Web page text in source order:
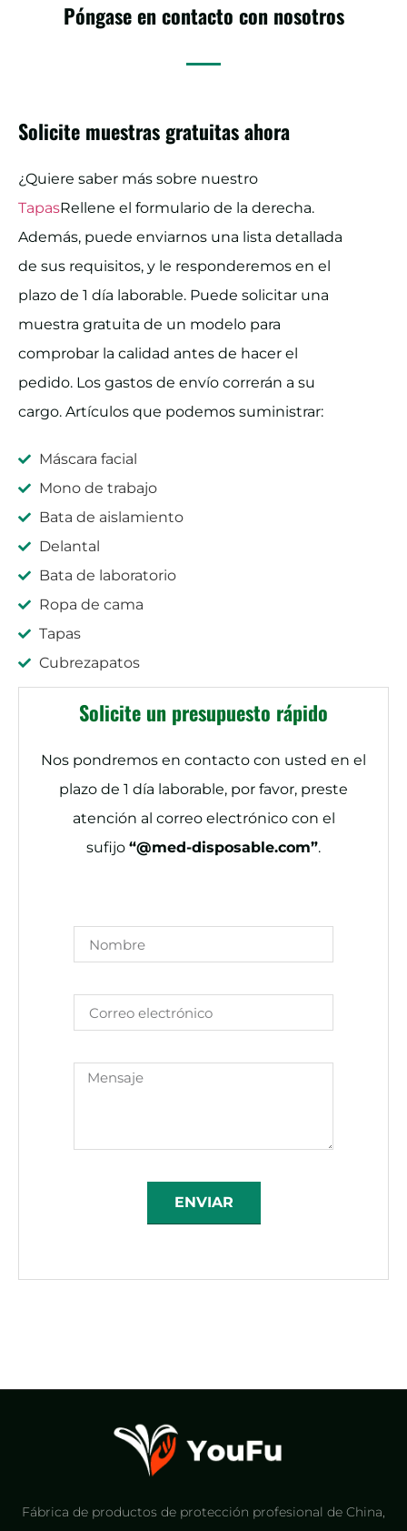
Póngase en contacto con nosotros
Solicite muestras gratuitas ahora
¿Quiere saber más sobre nuestro
TapasRellene el formulario de la derecha.
Además, puede enviarnos una lista detallada
de sus requisitos, y le responderemos en el
plazo de 1 día laborable. Puede solicitar una
muestra gratuita de un modelo para
comprobar la calidad antes de hacer el
pedido. Los gastos de envío correrán a su
cargo. Artículos que podemos suministrar:
Máscara facial
Mono de trabajo
Bata de aislamiento
Delantal
Bata de laboratorio
Ropa de cama
Tapas
Cubrezapatos
Solicite un presupuesto rápido
Nos pondremos en contacto con usted en el
plazo de 1 día laborable, por favor, preste
atención al correo electrónico con el
sufijo “@med-disposable.com”.
ENVIAR
Fábrica de productos de protección profesional de China,